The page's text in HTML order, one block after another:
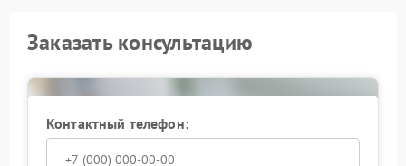
Заказать консультацию
Контактный телефон: